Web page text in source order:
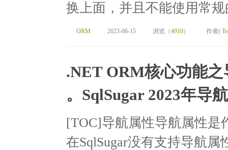
换上面，并且不能使用常
ORM 2023-06-15 浏览（4910） 作者(
.NET ORM核心功能之
。SqlSugar 2023年导
[TOC]导航属性导航属性是
在SqlSugar没有支持导航